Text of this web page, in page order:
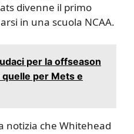
divenne il primo
in una scuola NCAA.
per la offseason
per Mets e
notizia che Whitehead